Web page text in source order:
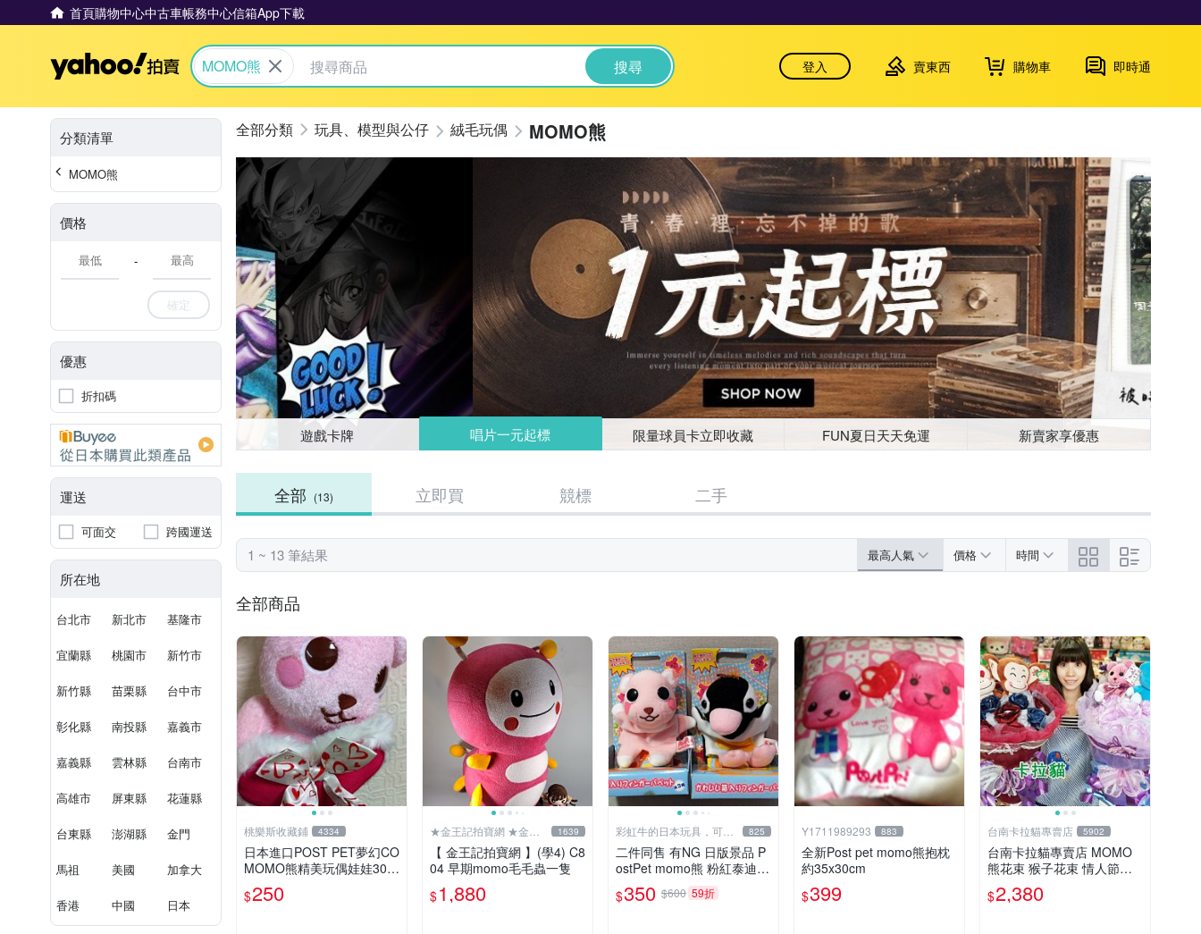
首頁購物中心中古車帳務中心信箱App下載
Yahoo拍賣
MOMO熊 搜尋 登入 賣東西 購物車 即時通
分類清單
MOMO熊
價格
-
確定
優惠
折扣碼
運送
可面交 跨國運送
所在地
台北市 新北市 基隆市
宜蘭縣 桃園市 新竹市
新竹縣 苗栗縣 台中市
彰化縣 南投縣 嘉義市
嘉義縣 雲林縣 台南市
高雄市 屏東縣 花蓮縣
台東縣 澎湖縣 金門
馬祖 美國 加拿大
香港 中國 日本
玩具、模型與公仔 絨毛玩偶 MOMO熊
遊戲卡牌 唱片一元起標 限量球員卡立即收藏 FUN夏日天天免運 新賣家享優惠
全部 (13) 立即買 競標 二手
1 ~ 13 筆結果 最高人氣 價格 時間
全部商品
桃樂斯收藏鋪 4334
日本進口POST PET夢幻CO
MOMO熊精美玩偶娃娃30c
m
$250
★金王記拍寶網 ★金王
記拍寶趣
1639
【 金王記拍寶網 】(學4) C8
04 早期momo毛毛蟲一隻
$1,880
彩虹牛的日本玩具，可7
取付
825
二件同售 有NG 日版景品 P
ostPet momo熊 粉紅泰迪熊
妹妹 comomo 企鵝 娃娃 布
偶 手指頭 娃娃
$350 $600 59折
Y1711989293 883
全新Post pet momo熊抱枕
約35x30cm
$399
台南卡拉貓專賣店 5902
台南卡拉貓專賣店 MOMO
熊花束 猴子花束 情人節禮
物 二選一 可繡字 可今天寄
明天到
$2,380